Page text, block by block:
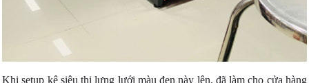
Khi setup kệ siêu thị lưng lưới màu đen này lên, đã làm cho cửa hàng